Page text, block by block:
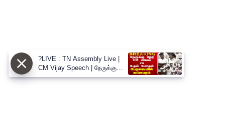
?LIVE : TN Assembly Live |
CM Vijay Speech | நேருக்கு
நேர் CM விஜய் vs உதய் மோதல்